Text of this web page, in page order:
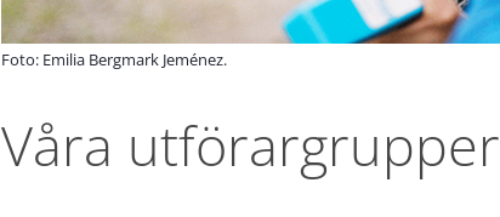
Foto: Emilia Bergmark Jeménez.
Våra utförargrupper